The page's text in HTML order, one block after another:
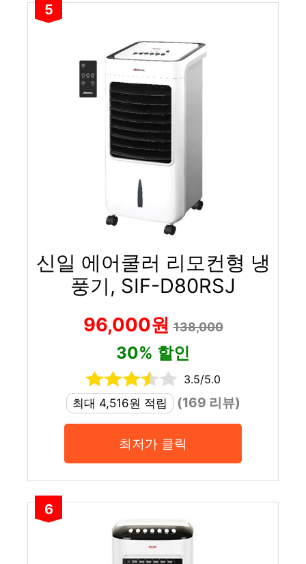
5
신일 에어쿨러 리모컨형 냉
풍기, SIF-D80RSJ
96,000원138,000
30% 할인
3.5/5.0
최대 4,516원 적립
(169 리뷰)
최저가 클릭
6